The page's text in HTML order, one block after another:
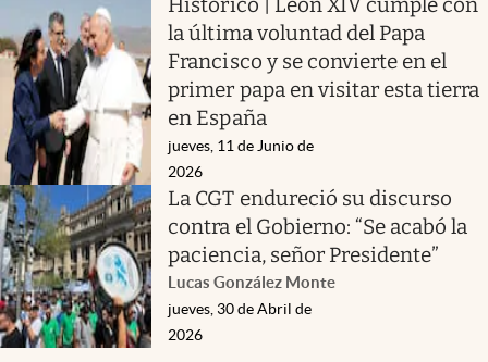
Histórico | León XIV cumple con
la última voluntad del Papa
Francisco y se convierte en el
primer papa en visitar esta tierra
en España
jueves, 11 de Junio de
2026
La CGT endureció su discurso
contra el Gobierno: “Se acabó la
paciencia, señor Presidente”
Lucas González Monte
jueves, 30 de Abril de
2026